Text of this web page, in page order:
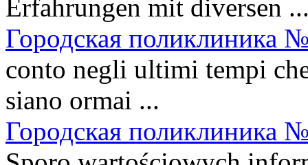
Erfahrungen mit diversen
Городская поликлиника
conto negli ultimi tempi
siano ormai ...
Городская поликлиника